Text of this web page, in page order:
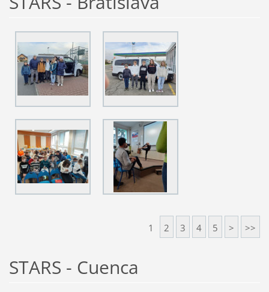
1 2 3 4 5 > >>
STARS - Cuenca